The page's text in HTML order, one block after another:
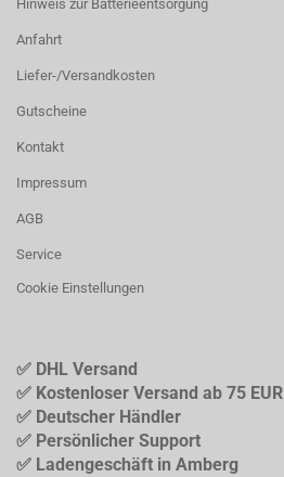
Hinweis zur Batterieentsorgung
Anfahrt
Liefer-/Versandkosten
Gutscheine
Kontakt
Impressum
AGB
Service
Cookie Einstellungen
✅ DHL Versand
✅ Kostenloser Versand ab 75 EUR
✅ Deutscher Händler
✅ Persönlicher Support
✅ Ladengeschäft in Amberg